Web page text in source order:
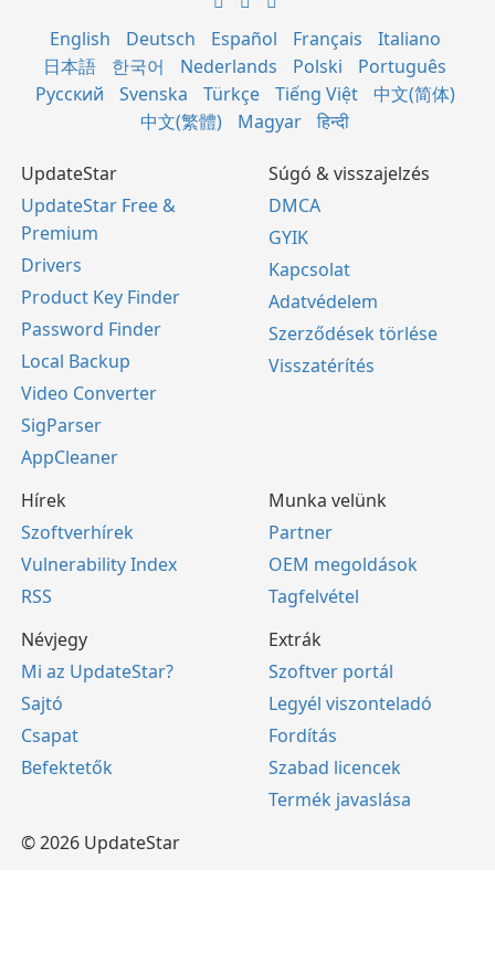
English Deutsch Español Français
Italiano
日本語
한국어 Nederlands Polski
Português
Русский
Svenska Türkçe Tiếng Việt
中文(简体)
中文(繁體)
Magyar हिन्दी
UpdateStar
UpdateStar Free &
Premium
Drivers
Product Key Finder
Password Finder
Local Backup
Video Converter
SigParser
AppCleaner
Súgó & visszajelzés
DMCA
GYIK
Kapcsolat
Adatvédelem
Szerződések törlése
Visszatérítés
Hírek
Szoftverhírek
Vulnerability Index
RSS
Munka velünk
Partner
OEM megoldások
Tagfelvétel
Névjegy
Mi az UpdateStar?
Sajtó
Csapat
Befektetők
Extrák
Szoftver portál
Legyél viszonteladó
Fordítás
Szabad licencek
Termék javaslása
© 2026 UpdateStar